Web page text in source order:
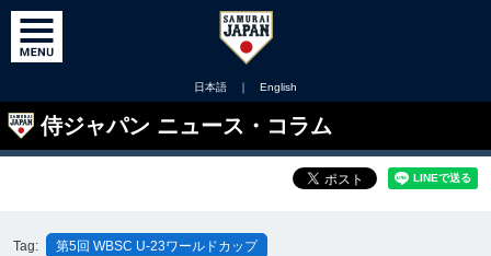
日本語 ｜ English
侍ジャパン ニュース・コラム
Tag: 第5回 WBSC U-23ワールドカップ